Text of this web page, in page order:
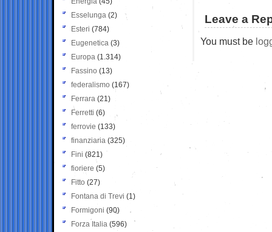
Leave a
You must be
Esselunga (2)
Esteri (784)
Eugenetica (3)
Europa (1.314)
Fassino (13)
federalismo (167)
Ferrara (21)
Ferretti (6)
ferrovie (133)
finanziaria (325)
Fini (821)
fioriere (5)
Fitto (27)
Fontana di Trevi (1)
Formigoni (90)
Forza Italia (596)